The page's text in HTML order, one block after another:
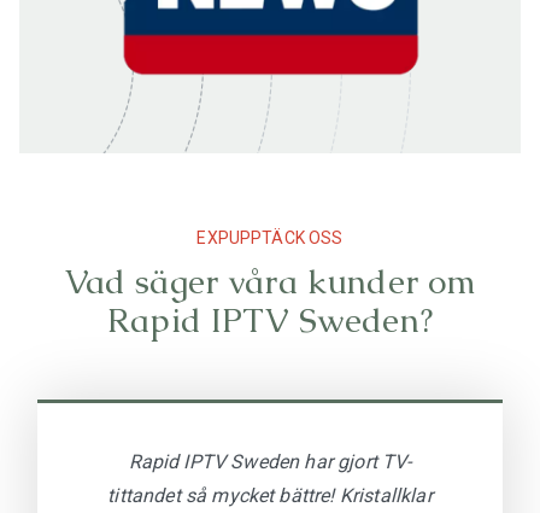
EXPUPPTÄCK OSS
Vad säger våra kunder om
Rapid IPTV Sweden?
Rapid IPTV Sweden har gjort TV-
tittandet så mycket bättre! Kristallklar